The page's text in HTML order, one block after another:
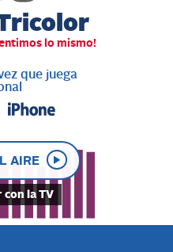
que juega
AIRE
la TV